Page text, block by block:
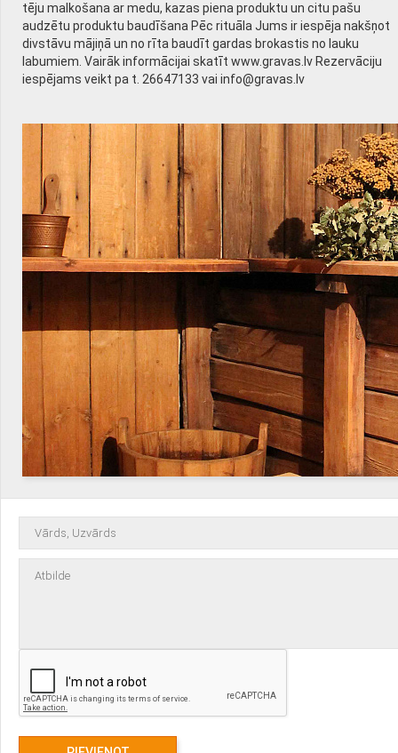
tēju malkošana ar medu, kazas piena produktu un citu pašu
audzētu produktu baudīšana Pēc rituāla Jums ir iespēja nakšņot
divstāvu mājiņā un no rīta baudīt gardas brokastis no lauku
labumiem. Vairāk informācijai skatīt www.gravas.lv Rezervāciju
iespējams veikt pa t. 26647133 vai info@gravas.lv